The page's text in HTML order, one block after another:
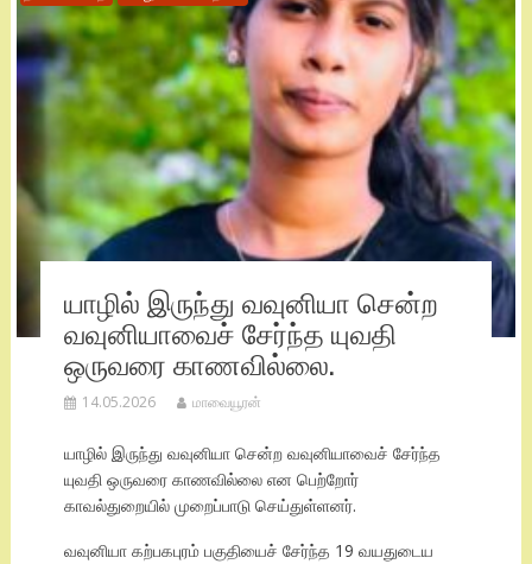
யாழில் இருந்து வவுனியா சென்ற
வவுனியாவைச் சேர்ந்த யுவதி
ஒருவரை காணவில்லை.
14.05.2026 மாவையூரன்
யாழில் இருந்து வவுனியா சென்ற வவுனியாவைச் சேர்ந்த
யுவதி ஒருவரை காணவில்லை என பெற்றோர்
காவல்துறையில் முறைப்பாடு செய்துள்ளனர்.
வவுனியா கற்பகபுரம் பகுதியைச் சேர்ந்த 19 வயதுடைய